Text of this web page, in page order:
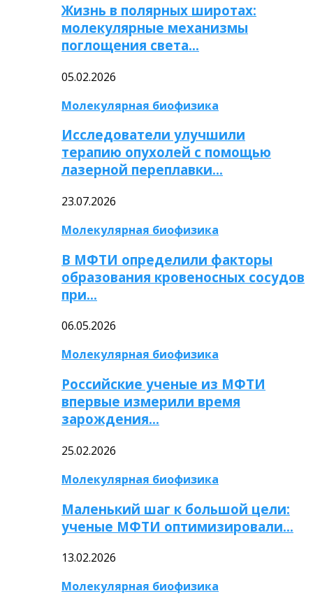
Жизнь в полярных широтах:
молекулярные механизмы
поглощения света…
05.02.2026
Молекулярная биофизика
Исследователи улучшили
терапию опухолей с помощью
лазерной переплавки…
23.07.2026
Молекулярная биофизика
В МФТИ определили факторы
образования кровеносных сосудов
при…
06.05.2026
Молекулярная биофизика
Российские ученые из МФТИ
впервые измерили время
зарождения…
25.02.2026
Молекулярная биофизика
Маленький шаг к большой цели:
ученые МФТИ оптимизировали…
13.02.2026
Молекулярная биофизика